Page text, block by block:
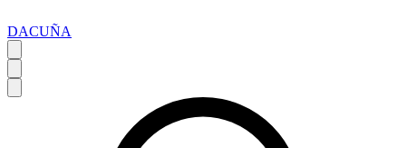
DACUÑA